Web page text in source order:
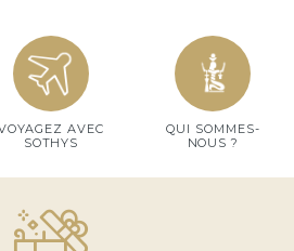
AVEC
SOTHYS
QUI SOMMES-
NOUS ?